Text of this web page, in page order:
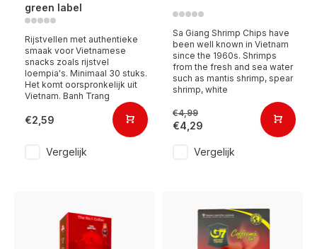
green label
Rijstvellen met authentieke
smaak voor Vietnamese
snacks zoals rijstvel
loempia's. Minimaal 30 stuks.
Het komt oorspronkelijk uit
Vietnam. Banh Trang
€2,59
Vergelijk
Sa Giang Shrimp Chips have
been well known in Vietnam
since the 1960s. Shrimps
from the fresh and sea water
such as mantis shrimp, spear
shrimp, white
€4,99
€4,29
Vergelijk